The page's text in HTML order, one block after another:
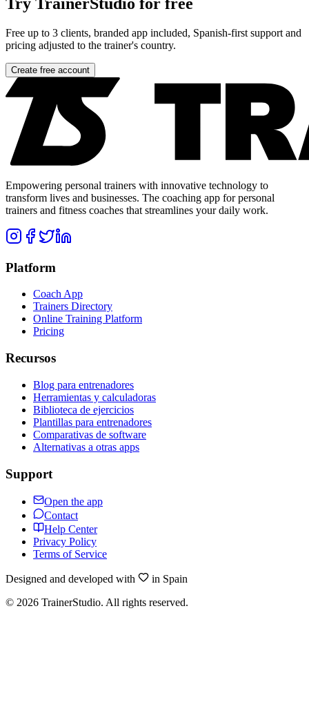
Free up to 3 clients, branded app included, Spanish-first support and
pricing adjusted to the trainer's country.
Create free account
Empowering personal trainers with innovative technology to
transform lives and businesses. The coaching app for personal
trainers and fitness coaches that streamlines your daily work.
Platform
Coach App
Trainers Directory
Online Training Platform
Pricing
Recursos
Blog para entrenadores
Herramientas y calculadoras
Biblioteca de ejercicios
Plantillas para entrenadores
Comparativas de software
Alternativas a otras apps
Support
Open the app
Contact
Help Center
Privacy Policy
Terms of Service
Designed and developed with
in Spain
© 2026 TrainerStudio. All rights reserved.